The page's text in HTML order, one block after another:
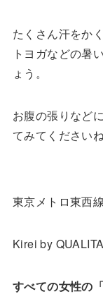
たくさん汗をか
トヨガなどの暑
ょう。
お腹の張りなど
てみてくださいね
東京メトロ東西
Kirei by
すべての女性の